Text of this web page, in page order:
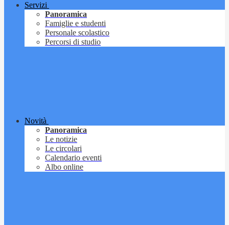
Servizi
Panoramica
Famiglie e studenti
Personale scolastico
Percorsi di studio
Novità
Panoramica
Le notizie
Le circolari
Calendario eventi
Albo online